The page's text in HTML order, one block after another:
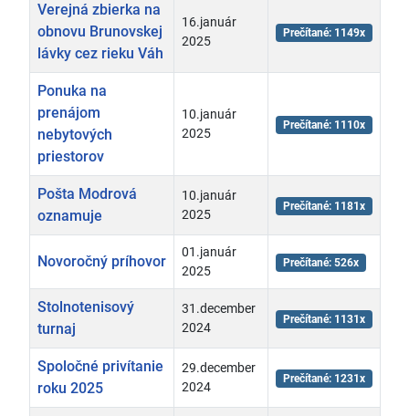
Verejná zbierka na
obnovu Brunovskej
lávky cez rieku Váh
16.január
2025
Prečítané: 1149x
Ponuka na
prenájom
nebytových
priestorov
10.január
2025
Prečítané: 1110x
Pošta Modrová
oznamuje
10.január
2025
Prečítané: 1181x
Novoročný príhovor
01.január
2025
Prečítané: 526x
Stolnotenisový
turnaj
31.december
2024
Prečítané: 1131x
Spoločné privítanie
roku 2025
29.december
2024
Prečítané: 1231x